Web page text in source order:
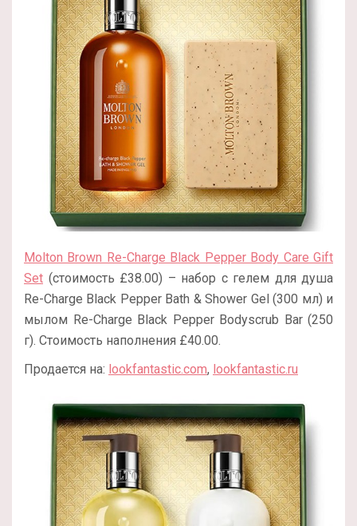
Molton Brown Re-Charge Black Pepper Body Care Gift
Set (стоимость £38.00) – набор с гелем для душа
Re-Charge Black Pepper Bath & Shower Gel (300 мл) и
мылом Re-Charge Black Pepper Bodyscrub Bar (250
г). Стоимость наполнения £40.00.
Продается на: lookfantastic.com, lookfantastic.ru